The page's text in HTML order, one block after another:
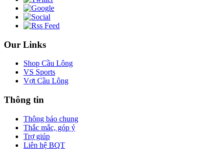
Our Links
Shop Cầu Lông
VS Sports
Vợt Cầu Lông
Thông tin
Thông báo chung
Thắc mắc, góp ý
Trợ giúp
Liên hệ BQT